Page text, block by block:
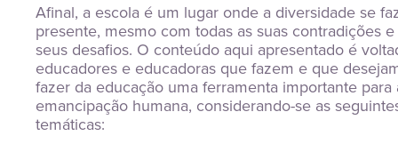
Afinal, a escola é um lugar onde a diversidade se
presente, mesmo com todas as suas contradições e
seus desafios. O conteúdo aqui apresentado é
educadores e educadoras que fazem e que
fazer da educação uma ferramenta importante para
emancipação humana, considerando-se as
temáticas: